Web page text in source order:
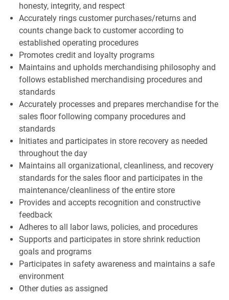
honesty, integrity, and respect
Accurately rings customer purchases/returns and
counts change back to customer according to
established operating procedures
Promotes credit and loyalty programs
Maintains and upholds merchandising philosophy and
follows established merchandising procedures and
standards
Accurately processes and prepares merchandise for the
sales floor following company procedures and
standards
Initiates and participates in store recovery as needed
throughout the day
Maintains all organizational, cleanliness, and recovery
standards for the sales floor and participates in the
maintenance/cleanliness of the entire store
Provides and accepts recognition and constructive
feedback
Adheres to all labor laws, policies, and procedures
Supports and participates in store shrink reduction
goals and programs
Participates in safety awareness and maintains a safe
environment
Other duties as assigned